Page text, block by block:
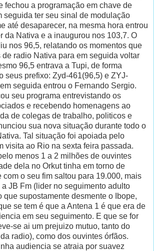
fechou a programação em chave de
seguida ter seu sinal de modulação
até desaparecer, na mesma hora entrou
da Nativa e a inaugurou nos 103,7. O
nos 96,5, relatando os momentos que
de radio Nativa para em seguida voltar
96,5 entrava a Tupi, de forma
seus prefixo: Zyd-461(96,5) e ZYJ-
seguida entrou o Fernando Sergio.
seu programa entrevistando os
e recebendo homenagens ao
de colegas de trabalho, politicos e
sua nova situação durante todo o
Tal situação foi apoiada pelo
visita ao Rio na sexta feira passada.
menos 1 a 2 milhões de ouvintes
dela no Orkut tinha em torno de
com o seu fim saltou para 19.000, mais
JB Fm (lider no seguimento adulto
que supostamente desmente o Ibope,
se tem é que a Antena 1 é que era de
em seu seguimento. E que se for
se ai um prejuizo mutuo, tanto do
radio), como dos ouvintes órfãos.
audiencia se atraia por suavez